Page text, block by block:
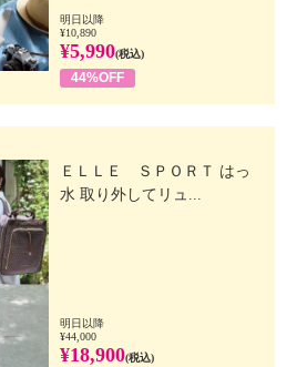
明日以降
¥10,890
¥5,990(税込)
44%OFF
ＥＬＬＥ ＳＰＯＲＴ はっ
水 取り外してリュ...
明日以降
¥44,000
¥18,900(税込)